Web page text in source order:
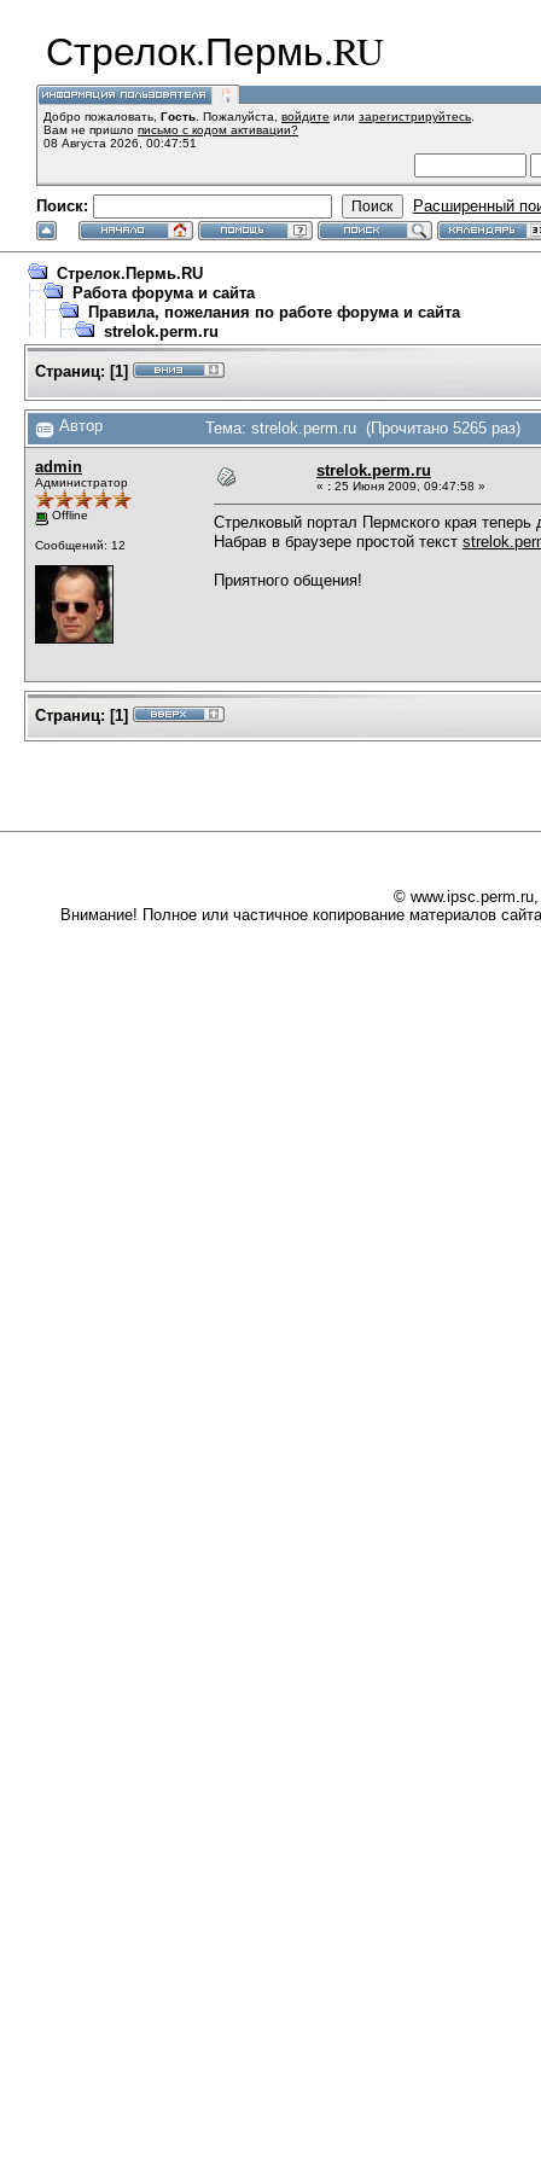
Стрелок.Пермь.RU
Добро пожаловать, Гость . Пожалуйста, войдите или зарегистрируйтесь
Вам не пришло письмо с кодом активации?
08 Августа 2026, 00:47:51
Поиск: Расширенный
Стрелок.Пермь.RU
Работа форума и сайта
Правила, пожелания по работе форума и сайта
strelok.perm.ru
Страниц: [1]
Автор Тема: strelok.perm.ru (Прочитано 5265 раз)
admin
Администратор
Offline
Сообщений: 12
strelok.perm.ru
« : 25 Июня 2009, 09:47:58 »
Стрелковый портал Пермского края
Набрав в браузере простой текст
Приятного общения!
Страниц: [1]
©
Внимание! Полное или частичное копирование материалов